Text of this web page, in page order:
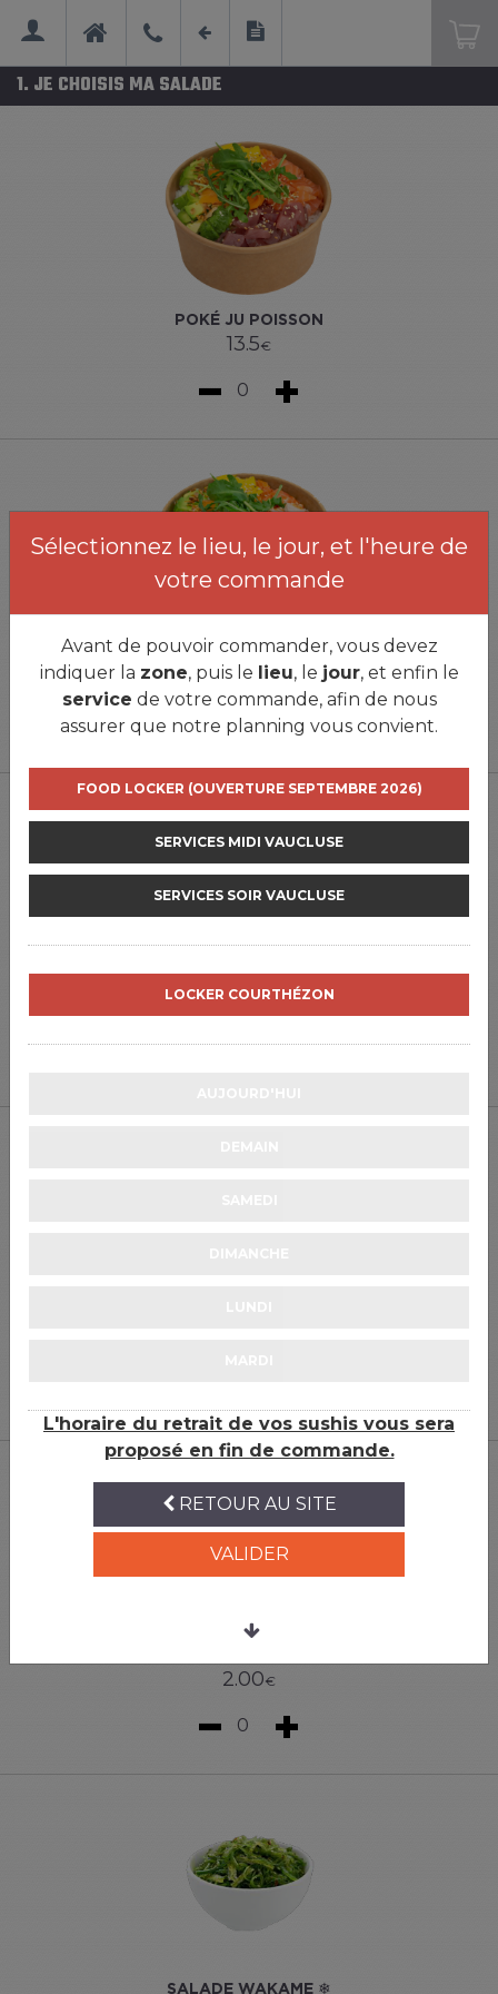
MENU
Se connecter
Sélectionnez le lieu, le jour, et l'heure de
votre commande
Avant de pouvoir commander, vous devez
indiquer la zone, puis le lieu, le jour, et enfin le
service de votre commande, afin de nous
assurer que notre planning vous convient.
FOOD LOCKER (OUVERTURE SEPTEMBRE 2026)
SERVICES MIDI VAUCLUSE
SERVICES SOIR VAUCLUSE
LOCKER COURTHÉZON
L'horaire du retrait de vos sushis vous sera
proposé en fin de commande.
RETOUR AU SITE
VALIDER
1. JE CHOISIS MA SALADE
POKÉ JU POISSON
13.5€
0
POKÉ JU POULET
13.5€
0
POKÉ JU CREVETTES
13.5€
2.00€
0
SALADE WAKAME ❄